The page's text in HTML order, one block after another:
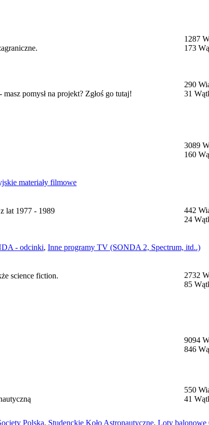
1287
173
pomysł na projekt? Zgłoś go tutaj!
290
31
3089
160
materiały filmowe
lat 1977 - 1989
442
24
- odcinki, Inne programy TV (SONDA 2, Spectrum, itd..)
science fiction.
2732
85
9094
846
550
41
Polska, Studenckie Koło Astronautyczne, Loty balonowe